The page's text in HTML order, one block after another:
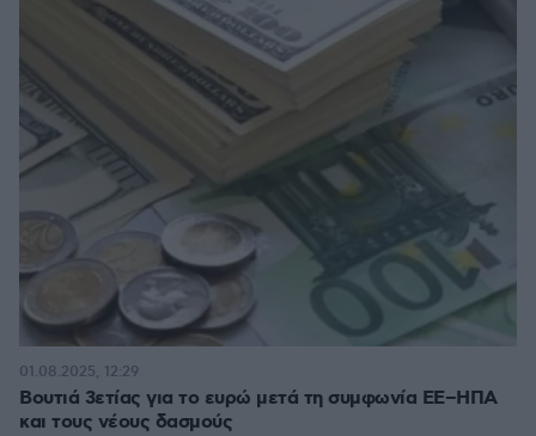
Βουτιά 3ετίας για το ευρώ μετά τη συμφωνία ΕΕ–ΗΠΑ
και τους νέους δασμούς
01.08.2025, 12:29